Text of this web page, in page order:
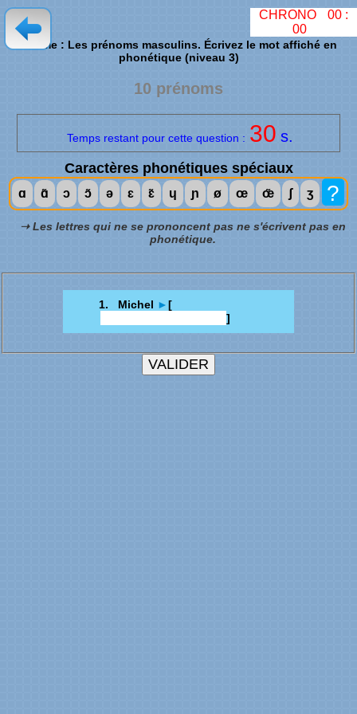
Thème : Les prénoms masculins. Écrivez le mot affiché en
phonétique (niveau 3)
10 prénoms
Temps restant pour cette question : 30 s.
CHRONO 00:
00
Caractères phonétiques spéciaux
ɑ ɑ̃ ɔ ɔ̃ ə ɛ ɛ̃ ɥ ɲ ø œ œ̃ ʃ ʒ ?
➝ Les lettres qui ne se prononcent pas ne s'écrivent pas en
phonétique.
1. Michel ►[
]